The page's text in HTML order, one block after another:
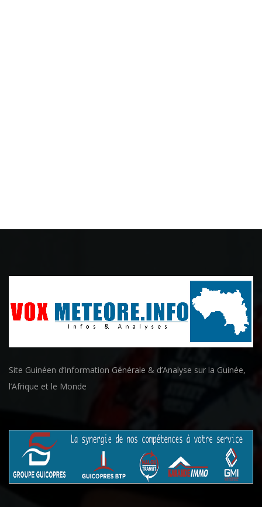
Site Guinéen d’Information Générale & d’Analyse sur la Guinée,
l’Afrique et le Monde